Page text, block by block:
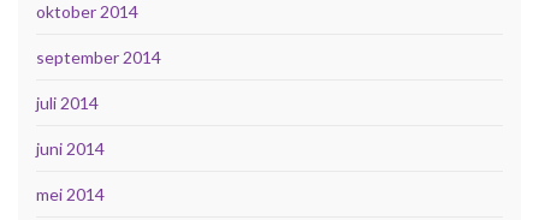
oktober 2014
september 2014
juli 2014
juni 2014
mei 2014